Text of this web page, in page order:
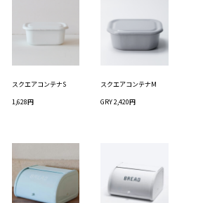
スクエアコンテナS
1,628円
スクエアコンテナM
GRY 2,420円